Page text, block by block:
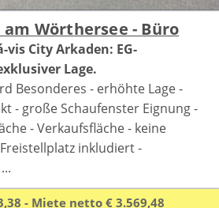
Wörthersee - Büro
vis City Arkaden: EG-
Lage.
Besonderes - erhöhte Lage -
- große Schaufenster Eignung -
- Verkaufsfläche - keine
inkludiert -
- Miete netto € 3.569,48